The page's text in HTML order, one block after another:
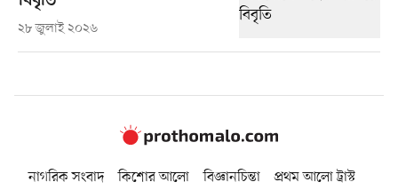
২৮ জুলাই ২০২৬
নাগরিক সংবাদ কিশোর আলো বিজ্ঞানচিন্তা
প্রথম আলো ট্রাস্ট